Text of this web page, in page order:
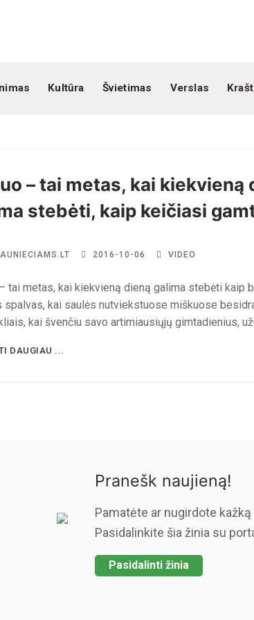
Kultūra Švietimas Verslas
– tai metas, kai kiekvieną
stebėti, kaip keičiasi
2016-10-06 VIDEO
tai metas, kai kiekvieną dieną galima stebėti kaip
spalvas, kai saulės nutviekstuose miškuose
kai švenčiu savo artimiausiųjų gimtadienius,
DAUGIAU ...
Pranešk naujieną!
Pamatėte ar nugirdote
Pasidalinkite šia žinia su
Pasidalinti žinia